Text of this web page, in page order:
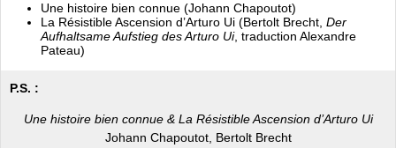
Une histoire bien connue (Johann Chapoutot)
La Résistible Ascension d’Arturo Ui (Bertolt Brecht, Der
Aufhaltsame Aufstieg des Arturo Ui, traduction Alexandre
Pateau)
P.S. :
Une histoire bien connue & La Résistible Ascension d’Arturo Ui
Johann Chapoutot, Bertolt Brecht